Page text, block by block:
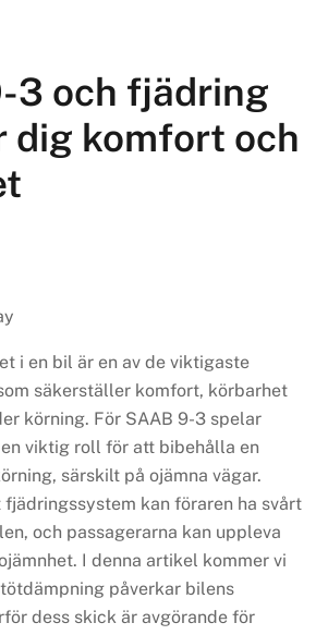
3 och fjädring
dig komfort och
i en bil är en av de viktigaste
säkerställer komfort, körbarhet
körning. För SAAB 9-3 spelar
viktig roll för att bibehålla en
särskilt på ojämna vägar.
kan föraren ha svårt
och passagerarna kan uppleva
I denna artikel kommer vi
påverkar bilens
dess skick är avgörande för